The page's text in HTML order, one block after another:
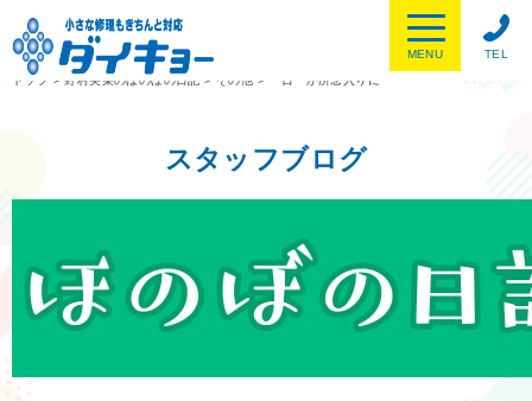
TEL
MENU
トップ
>野村美菜のほのぼの日記 > その他 > 一日一か所念入りに
スタッフブログ